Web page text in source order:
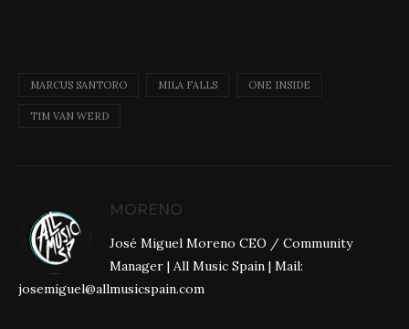
MARCUS SANTORO MILA FALLS ONE INSIDE
TIM VAN WERD
MORENO
José Miguel Moreno CEO / Community
Manager | All Music Spain | Mail:
josemiguel@allmusicspain.com